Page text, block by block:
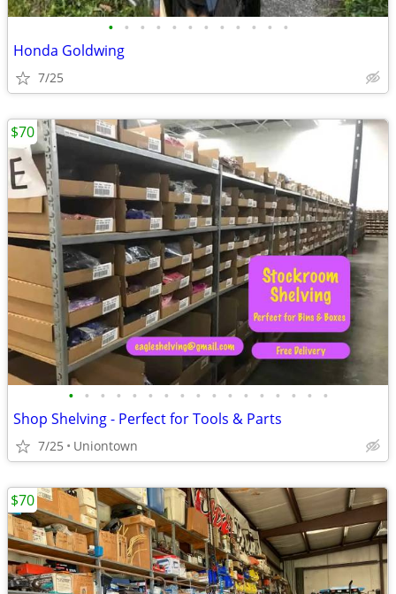
• • • • • • • • • • • •
Honda Goldwing
7/25
• • • • • • • • • • • • • • • • •
Shop Shelving - Perfect for Tools & Parts
7/25 Uniontown
$70
$70